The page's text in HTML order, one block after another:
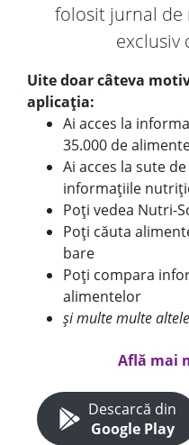
folosit jurnal
exclusiv
Uite doar câteva
aplicația:
Ai acces la
35.000 de
Ai acces la sute
informațiile
Poți vedea Nutri-
Poți căuta
bare
Poți compara
alimentelor
și multe multe
Află mai
Descarcă din
Google Play